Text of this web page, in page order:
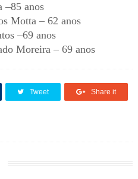
–85 anos
Motta – 62 anos
–69 anos
Moreira – 69 anos
Tweet Share it